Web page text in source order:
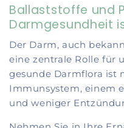
Ballaststoffe und
Darmgesundheit
Der Darm, auch
eine zentrale Rolle für
gesunde Darmflora ist
Immunsystem, einem
und weniger